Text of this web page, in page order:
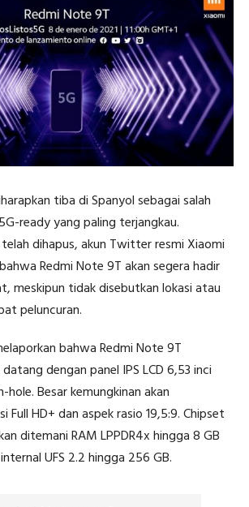
tiba di Spanyol sebagai salah
ready yang paling terjangkau.
dihapus, akun Twitter resmi Xiaomi
Redmi Note 9T akan segera hadir
meskipun tidak disebutkan lokasi atau
peluncuran.
bahwa Redmi Note 9T
dengan panel IPS LCD 6,53 inci
hole. Besar kemungkinan akan
Full HD+ dan aspek rasio 19,5:9. Chipset
ditemani RAM LPPDR4x hingga 8 GB
UFS 2.2 hingga 256 GB.